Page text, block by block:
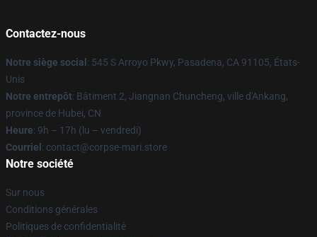
Contactez-nous
Notre siège social : 545 S Arroyo Pkwy, Pasadena, CA 91105, États-
Unis
Notre entrepôt: Bâtiment 2, Jiangnan Chuncheng, ville d'Ankang,
province de Hubei, CN
Heure: 9h – 17h (lu – vendredi)
Courriel : contact@corpse-mari.store
Notre société
Sur nous
Conditions générales
Politiques de confidentialité